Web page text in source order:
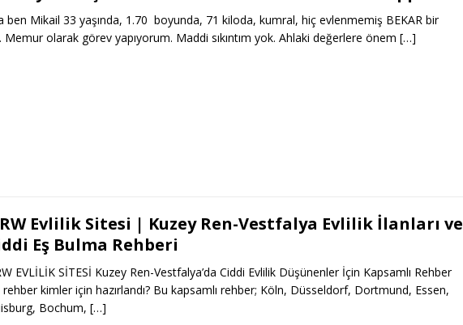
ben Mikail 33 yaşında, 1.70 boyunda, 71 kiloda, kumral, hiç evlenmemiş BEKAR bir
Memur olarak görev yapıyorum. Maddi sıkıntım yok. Ahlaki değerlere önem […]
Evlilik Sitesi | Kuzey Ren-Vestfalya Evlilik İlanları ve
Eş Bulma Rehberi
EVLİLİK SİTESİ Kuzey Ren-Vestfalya’da Ciddi Evlilik Düşünenler İçin Kapsamlı Rehber
rehber kimler için hazırlandı? Bu kapsamlı rehber; Köln, Düsseldorf, Dortmund, Essen,
Bochum, […]